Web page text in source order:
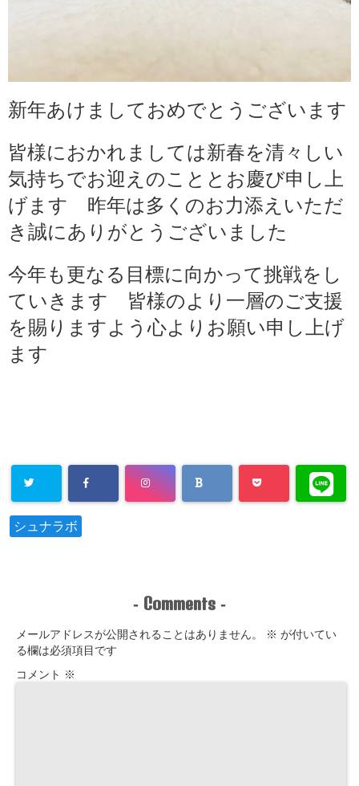
新年あけましておめでとうございます
皆様におかれましては新春を清々しい
気持ちでお迎えのこととお慶び申し上
げます 昨年は多くのお力添えいただ
き誠にありがとうございました
今年も更なる目標に向かって挑戦をし
ていきます 皆様のより一層のご支援
を賜りますよう心よりお願い申し上げ
ます
シュナラボ
- Comments -
メールアドレスが公開されることはありません。 ※ が付いてい
る欄は必須項目です
コメント ※